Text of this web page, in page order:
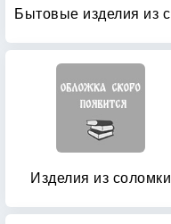
Изделия из соломки